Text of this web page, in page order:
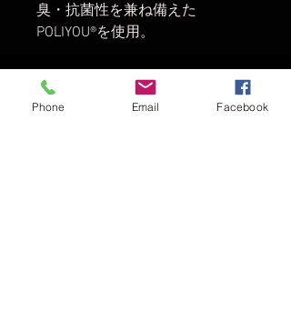
臭・抗菌性を兼ね備えた
POLIYOU®を使用。
サイズ感
Phone Email Facebook